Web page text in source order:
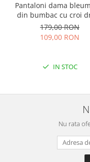
Pantaloni dama
din bumbac cu croi
Cara
179,00 RON
109,00 RON
IN STOC
Nu rata